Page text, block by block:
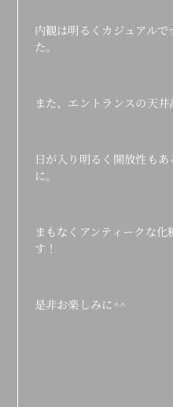
内観は明るくカジュアル
た。
また、エントランスの天
日が入り明るく開放性も
に。
まもなくアンティークな
す！
是非お楽しみに^^